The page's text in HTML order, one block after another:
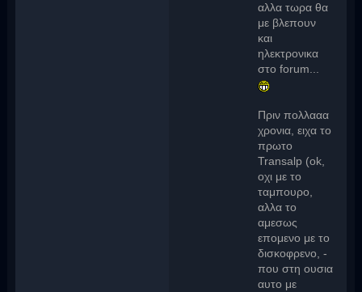
αλλα τωρα θα
με βλεπουν
και
ηλεκτρονικα
στο forum...
Πριν πολλααα
χρονια, ειχα το
πρωτο
Transalp (ok,
οχι με το
ταμπουρο,
αλλα το
αμεσως
επομενο με το
δισκοφρενο, -
που στη ουσια
αυτο με